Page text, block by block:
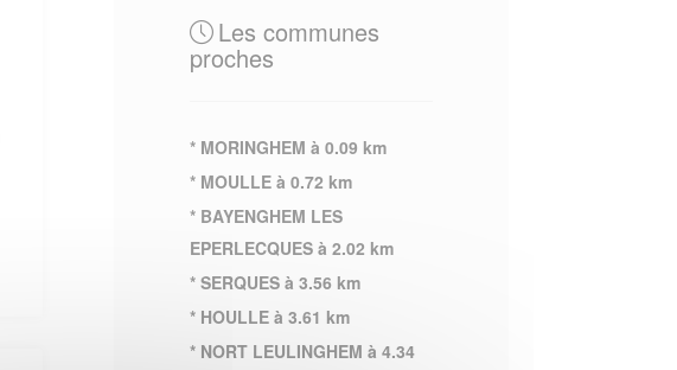
Les communes
proches
* MORINGHEM à 0.09 km
* MOULLE à 0.72 km
* BAYENGHEM LES
EPERLECQUES à 2.02 km
* SERQUES à 3.56 km
* HOULLE à 3.61 km
* NORT LEULINGHEM à 4.34